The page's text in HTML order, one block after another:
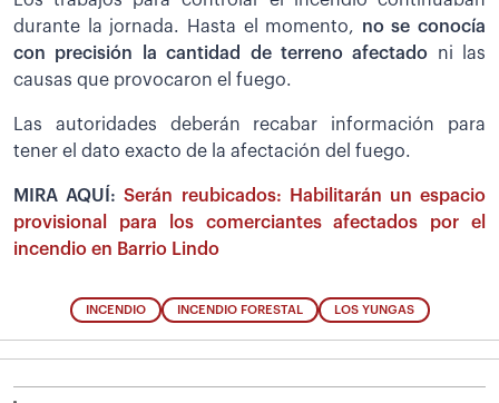
durante la jornada. Hasta el momento, no se conocía
con precisión la cantidad de terreno afectado ni las
causas que provocaron el fuego.
Las autoridades deberán recabar información para
tener el dato exacto de la afectación del fuego.
MIRA AQUÍ:Serán reubicados: Habilitarán un espacio
provisional para los comerciantes afectados por el
incendio en Barrio Lindo
INCENDIO INCENDIO FORESTAL LOS YUNGAS